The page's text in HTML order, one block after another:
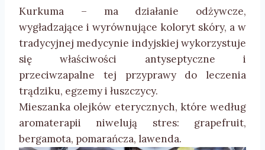
Kurkuma – ma działanie odżywcze,
wygładzające i wyrównujące koloryt skóry, a w
tradycyjnej medycynie indyjskiej wykorzystuje
się właściwości antyseptyczne i
przeciwzapalne tej przyprawy do leczenia
trądziku, egzemy i łuszczycy.
Mieszanka olejków eterycznych, które według
aromaterapii niwelują stres: grapefruit,
bergamota, pomarańcza, lawenda.